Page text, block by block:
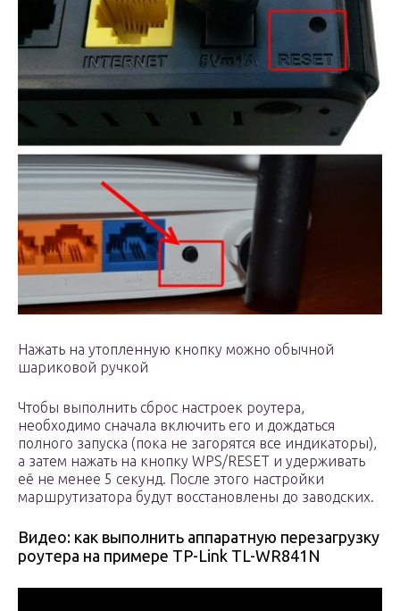
Нажать на утопленную кнопку можно обычной
шариковой ручкой
Чтобы выполнить сброс настроек роутера,
необходимо сначала включить его и дождаться
полного запуска (пока не загорятся все индикаторы),
а затем нажать на кнопку WPS/RESET и удерживать
её не менее 5 секунд. После этого настройки
маршрутизатора будут восстановлены до заводских.
Видео: как выполнить аппаратную перезагрузку
роутера на примере TP-Link TL-WR841N